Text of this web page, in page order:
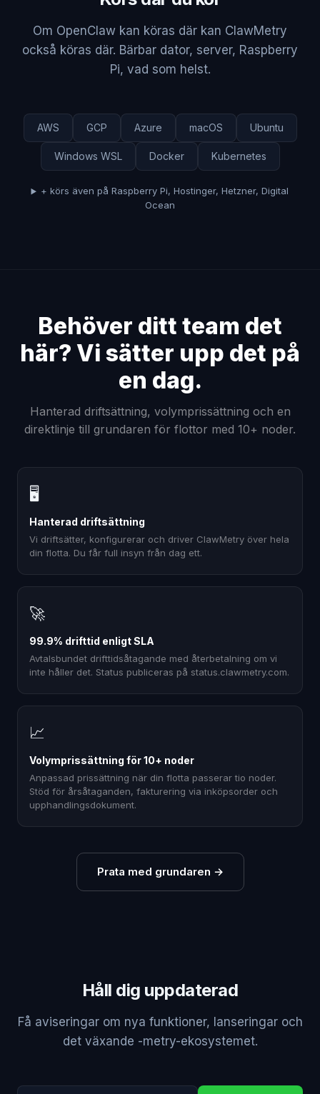
Om OpenClaw kan köras där kan ClawMetry
också köras där. Bärbar dator, server, Raspberry
Pi, vad som helst.
AWS GCP Azure macOS Ubuntu
Windows WSL Docker Kubernetes
+ körs även på Raspberry Pi, Hostinger, Hetzner, Digital
Ocean
Behöver ditt team det
här? Vi sätter upp det på
en dag.
Hanterad driftsättning, volymprissättning och en
direktlinje till grundaren för flottor med 10+ noder.
🖥
Hanterad driftsättning
Vi driftsätter, konfigurerar och driver ClawMetry över hela
din flotta. Du får full insyn från dag ett.
🚀
99.9% drifttid enligt SLA
Avtalsbundet drifttidsåtagande med återbetalning om vi
inte håller det. Status publiceras på status.clawmetry.com.
📈
Volymprissättning för 10+ noder
Anpassad prissättning när din flotta passerar tio noder.
Stöd för årsåtaganden, fakturering via inköpsorder och
upphandlingsdokument.
Prata med grundaren →
Håll dig uppdaterad
Få aviseringar om nya funktioner, lanseringar och
det växande -metry-ekosystemet.